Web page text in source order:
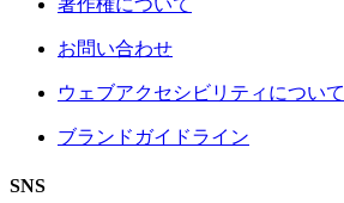
お問い合わせ
ウェブアクセシビリティについて
ブランドガイドライン
SNS